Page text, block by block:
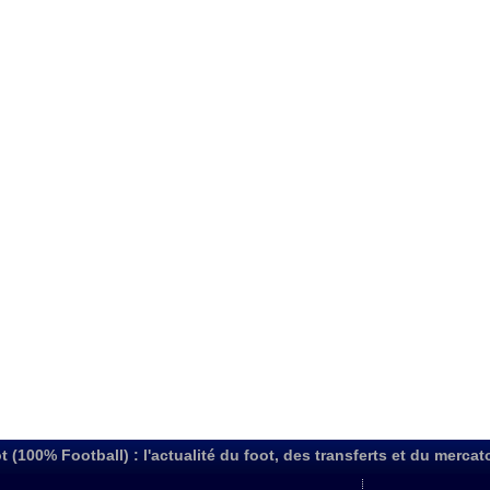
(100% Football) : l'actualité du foot, des transferts et du